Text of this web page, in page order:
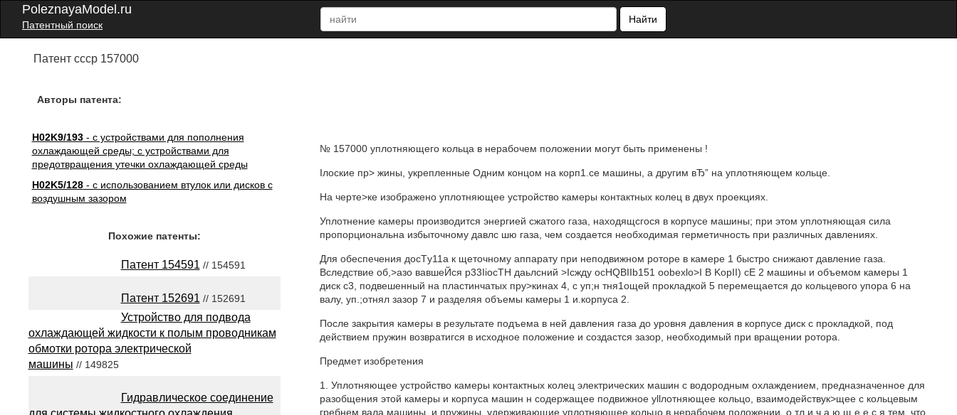
PoleznayaModel.ru
Патентный поиск
Найти
Патент ссср 157000
Авторы патента:
H02K9/193- с устройствами для пополнения
охлаждающей среды; с устройствами для
предотвращения утечки охлаждающей среды
H02K5/128- с использованием втулок или дисков с
воздушным зазором
№ 157000 уплотняющего кольца в нерабочем положении могут быть применены !
Iлоские пр> жины, укрепленные Одним концом на корп1.се машины, а другим вЂ” на уплотняющем кольце.
На черте>ке изображено уплотняющее устройство камеры контактных колец в двух проекциях.
Уплотнение камеры производится энергией сжатого газа, находящсгося в корпусе машины; при этом уплотняющая сила
пропорциональна избыточному давлс шю газа, чем создается необходимая герметичность при различных давлениях.
Для обеспечения дocTу11а к щеточному аппарату при неподвижном роторе в камере 1 быстро снижают давление газа.
Вследствие об,>азо вавшеЙся p33IiocTH даьлсний >Icжду ocHQBIIb151 oobexlo>I B KopII) сЕ 2 машины и объемом камеры 1
диск с3, подвешенный на пластинчатых пру>кинах 4, с уп;н тня1ощей прокладкой 5 перемещается до кольцевого упора 6 на
валу, уп.;отнял зазор 7 и разделяя объемы камеры 1 и.корпуса 2.
После закрытия камеры в результате подъема в ней давления газа до уровня давления в корпусе диск с прокладкой, под
действием пружин возвратигся в исходное положение и создастся зазор, необходимый при вращении ротора.
Предмет изобретения
1. Уплотняющее устройство камеры контактных колец электрических машин с водородным охлаждением, предназначенное для
разобщения этой камеры и корпуса машин н содержащее подвижное yllлотняющее кольцо, взаимодействук>щее с кольцевым
гребнем вала машины, и пружины, удерживающие уплотняющее кольцо в нерабочем положении, о тл и ч а ю щ е е с я тем, что,
Похожие патенты:
Патент 154591 // 154591
Патент 152691 // 152691
Устройство для подвода
охлаждающей жидкости к полым проводникам
обмотки ротора электрической
машины // 149825
Гидравлическое соединение